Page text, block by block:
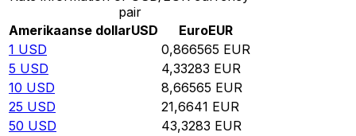
pair
Amerikaanse dollarUSD EuroEUR
1 USD 0,866565 EUR
5 USD 4,33283 EUR
10 USD 8,66565 EUR
25 USD 21,6641 EUR
50 USD 43,3283 EUR